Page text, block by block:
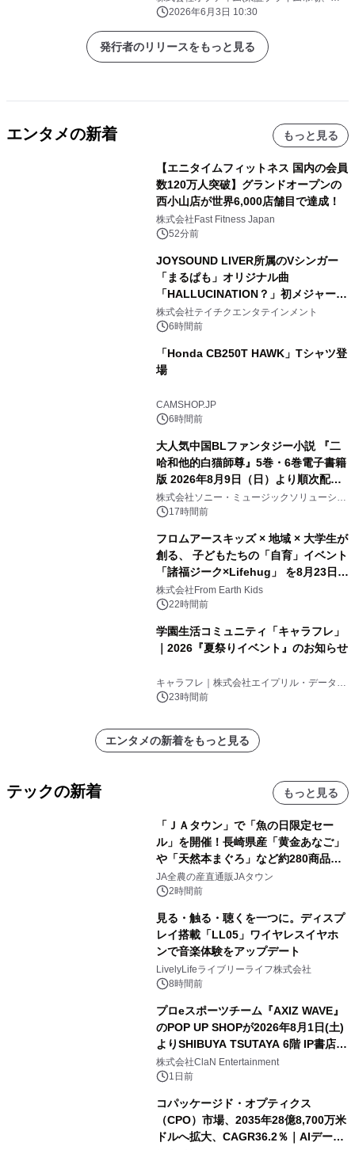
ード：3694)
2026年6月3日 10:30
発行者のリリースをもっと見る
エンタメの新着 もっと見る
【エニタイムフィットネス 国内の会員
数120万人突破】グランドオープンの
西小山店が世界6,000店舗目で達成！
株式会社Fast Fitness Japan
52分前
JOYSOUND LIVER所属のVシンガー
「まるぱも」オリジナル曲
「HALLUCINATION？」初メジャー配
信リリース決定！
株式会社テイチクエンタテインメント
6時間前
「Honda CB250T HAWK」Tシャツ登
場
CAMSHOP.JP
6時間前
大人気中国BLファンタジー小説 『二
哈和他的白猫師尊』5巻・6巻電子書籍
版 2026年8月9日（日）より順次配信
開始
株式会社ソニー・ミュージックソリューショ
ンズ17時間前
フロムアースキッズ × 地域 × 大学生が
創る、 子どもたちの「自育」イベント
「諸福ジーク×Lifehug」 を8月23日
(日)開催
株式会社From Earth Kids
22時間前
学園生活コミュニティ「キャラフレ」
｜2026『夏祭りイベント』のお知らせ
キャラフレ｜株式会社エイプリル・データ・
デザインズ
23時間前
エンタメの新着をもっと見る
テックの新着 もっと見る
「ＪＡタウン」で「魚の日限定セー
ル」を開催！長崎県産「黄金あなご」
や「天然本まぐろ」など約280商品を
販売！～毎月１０日の定例企画～
JA全農の産直通販JAタウン
2時間前
見る・触る・聴くを一つに。ディスプ
レイ搭載「LL05」ワイヤレスイヤホ
ンで音楽体験をアップデート
LivelyLifeライブリーライフ株式会社
8時間前
プロeスポーツチーム『AXIZ WAVE』
のPOP UP SHOPが2026年8月1日(土)
よりSHIBUYA TSUTAYA 6階 IP書店で
開催決定！！
株式会社ClaN Entertainment
1日前
コパッケージド・オプティクス
（CPO）市場、2035年28億8,700万米
ドルへ拡大、CAGR36.2％｜AIデータ